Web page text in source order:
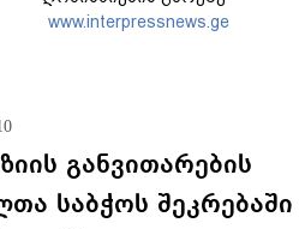
დატოვებას მოვითხოვთ
www.interpressnews.ge
განვითარების
საბჭოს შეკრებაში